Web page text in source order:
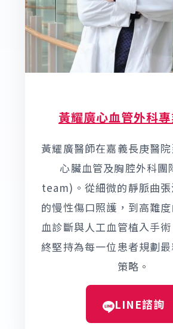
黃耀廣心血管外科
黃耀廣醫師在嘉義長庚醫
心臟血管及胸腔外科團
team)。從細微的靜脈曲
的慢性傷口照護，到高難
血診斷與人工血管植入手
終堅持為每一位患者規劃
策略。
LINE諮詢